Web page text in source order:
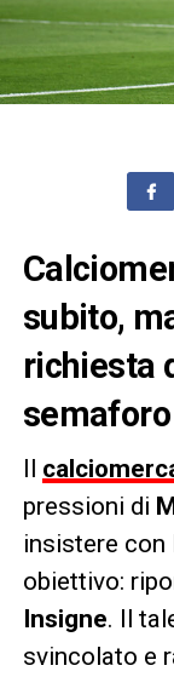
subito,
richiesta
Il
pressioni di
insistere con
obiettivo:
Insigne. Il
svincolato e